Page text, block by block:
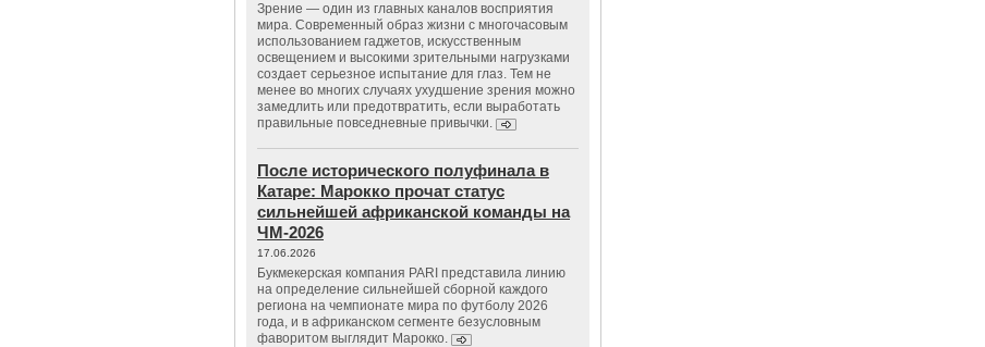
Зрение — один из главных каналов восприятия
мира. Современный образ жизни с многочасовым
использованием гаджетов, искусственным
освещением и высокими зрительными нагрузками
создает серьезное испытание для глаз. Тем не
менее во многих случаях ухудшение зрения можно
замедлить или предотвратить, если выработать
правильные повседневные привычки.
После исторического полуфинала в
Катаре: Марокко прочат статус
сильнейшей африканской команды на
ЧМ-2026
17.06.2026
Букмекерская компания PARI представила линию
на определение сильнейшей сборной каждого
региона на чемпионате мира по футболу 2026
года, и в африканском сегменте безусловным
фаворитом выглядит Марокко.